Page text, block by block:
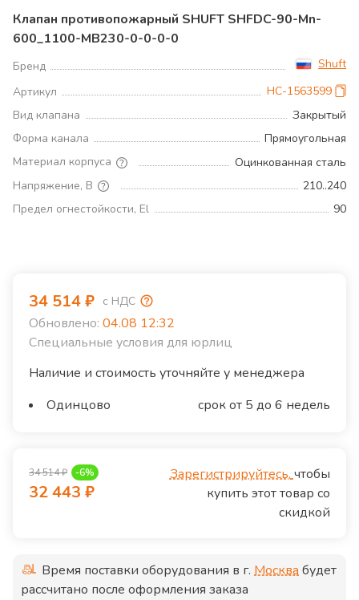
Клапан противопожарный SHUFT SHFDC-90-Mn-
600_1100-MB230-0-0-0-0
Бренд
Shuft
Артикул
НС-1563599
Вид клапана
Закрытый
Форма канала
Прямоугольная
Материал корпуса
Оцинкованная сталь
Напряжение, В
210..240
Предел огнестойкости, El
90
34 514₽ с НДС
Обновлено: 04.08 12:32
Специальные условия для юрлиц
Наличие и стоимость уточняйте у менеджера
Одинцово
срок от 5 до 6 недель
34 514₽ -6%
32 443 ₽
Зарегистрируйтесь,чтобы
купить этот товар со
скидкой
Время поставки оборудования в г. Москвабудет
рассчитано после оформления заказа